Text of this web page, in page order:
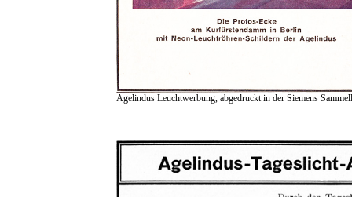
Agelindus Leuchtwerbung, abgedruckt in der Siemens